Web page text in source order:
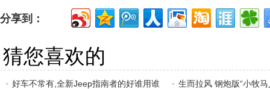
分享到：
猜您喜欢的
好车不常有,全新Jeep指南者的好谁用谁
生而拉风 钢炮版“小牧